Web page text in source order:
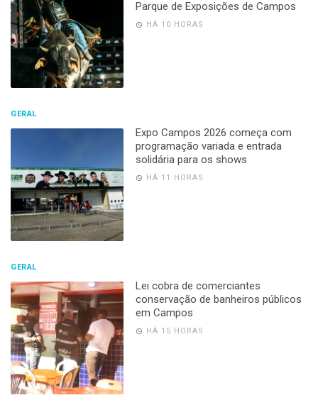
Parque de Exposições de Campos
HÁ 10 HORAS
GERAL
Expo Campos 2026 começa com
programação variada e entrada
solidária para os shows
HÁ 11 HORAS
GERAL
Lei cobra de comerciantes
conservação de banheiros públicos
em Campos
HÁ 15 HORAS